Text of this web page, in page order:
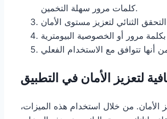
كلمات مرور سهلة التخمين.
لتعزيز الأمان في التطبيق
من خلال استخدام هذه الميزات،